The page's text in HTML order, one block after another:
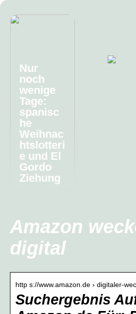
Nur
noch
wenige
Tage:
spanisc
he
Weihnac
htslotteri
e und El
Gordo
Ziehung
Amazon
digital
http s://www.amazon.de › digitaler-
Suchergebnis